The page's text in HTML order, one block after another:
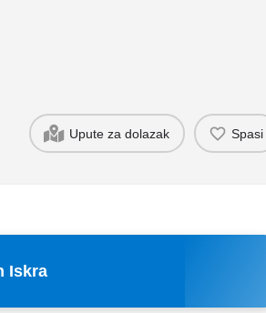
Upute za dolazak Spasi
Iskra